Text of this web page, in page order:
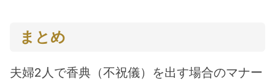
まとめ
夫婦2人で香典（不祝儀）を出す場合のマナー